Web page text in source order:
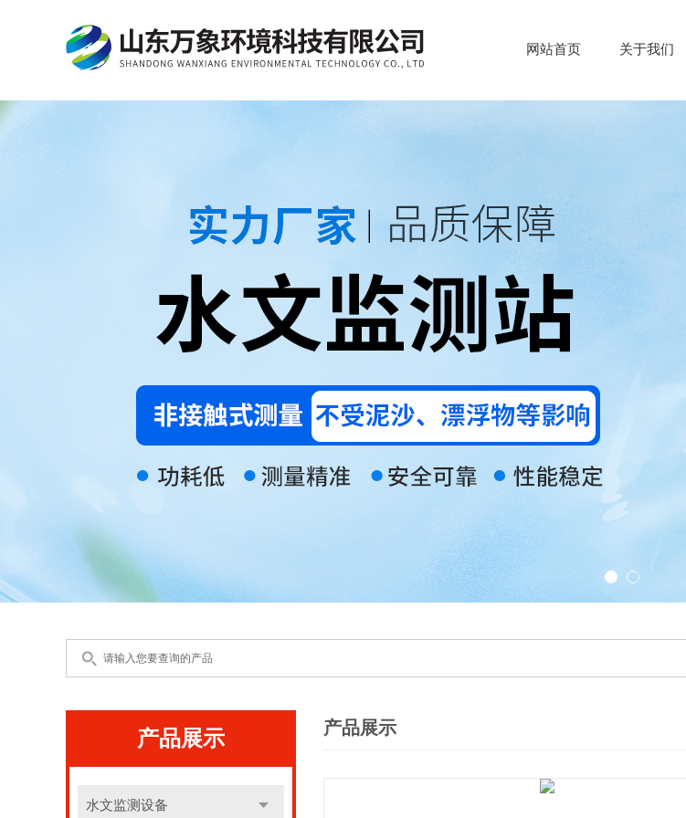
网站首页 关于我们
产品展示
水文监测设备
产品展示